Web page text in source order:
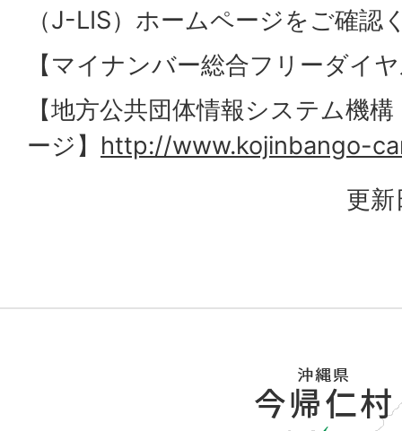
（J-LIS）ホームページをご確認
【マイナンバー総合フリーダイ
【地方公共団体情報システム機
ージ】 http://www.kojinbango-
更